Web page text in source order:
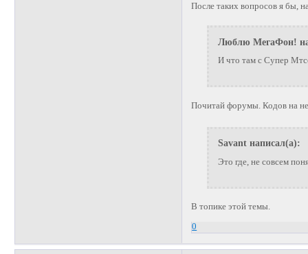
После таких вопросов я бы,
Люблю МегаФон!
И что там с Супер
Почитай форумы. Кодов на
Savant написал(а):
Это где, не совсем
В топике этой темы.
0